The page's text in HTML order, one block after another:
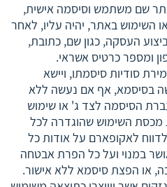
שם משתמש וסיסמה אישית,
השימוש באתר, יהיה עליו, לאחר
העסקה, כגון שם, כתובת,
ומספר כרטיס אשראי.
סודיות סיסמתו, ויישא
בסיסמא, אף אם נעשה ללא
הסיסמה לצד ג' או שימוש
השימוש שהוגדרה לכל
לאקופארם על אודות כל
במנוי ועל כל הפרת אבטחה
או הפצת סיסמא ללא אישור.